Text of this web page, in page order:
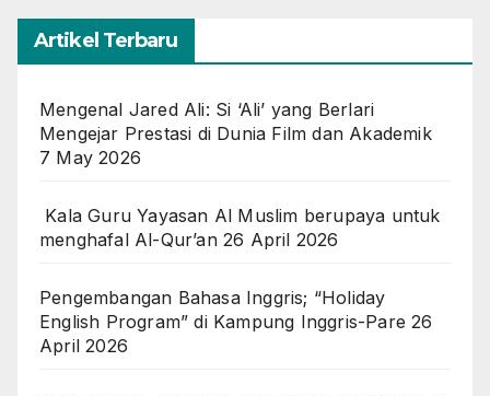
Artikel Terbaru
Mengenal Jared Ali: Si ‘Ali’ yang Berlari
Mengejar Prestasi di Dunia Film dan Akademik
7 May 2026
Kala Guru Yayasan Al Muslim berupaya untuk
menghafal Al-Qur’an 26 April 2026
Pengembangan Bahasa Inggris; “Holiday
English Program” di Kampung Inggris-Pare 26
April 2026